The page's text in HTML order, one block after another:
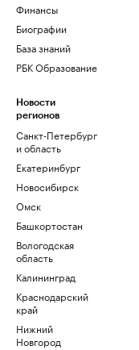
Финансы
Биографии
База знаний
РБК Образование
Новости
регионов
Санкт-Петербург
и область
Екатеринбург
Новосибирск
Омск
Башкортостан
Вологодская
область
Калининград
Краснодарский
край
Нижний
Новгород